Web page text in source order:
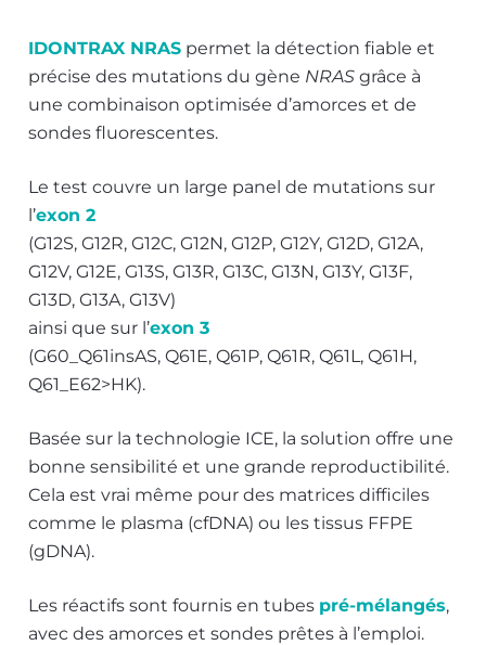
IDONTRAX NRAS permet la détection fiable et
précise des mutations du gène NRAS grâce à
une combinaison optimisée d’amorces et de
sondes fluorescentes.
Le test couvre un large panel de mutations sur
l’exon 2
(G12S, G12R, G12C, G12N, G12P, G12Y, G12D, G12A,
G12V, G12E, G13S, G13R, G13C, G13N, G13Y, G13F,
G13D, G13A, G13V)
ainsi que sur l’exon 3
(G60_Q61insAS, Q61E, Q61P, Q61R, Q61L, Q61H,
Q61_E62>HK).
Basée sur la technologie ICE, la solution offre une
bonne sensibilité et une grande reproductibilité.
Cela est vrai même pour des matrices difficiles
comme le plasma (cfDNA) ou les tissus FFPE
(gDNA).
Les réactifs sont fournis en tubes pré-mélangés,
avec des amorces et sondes prêtes à l’emploi.